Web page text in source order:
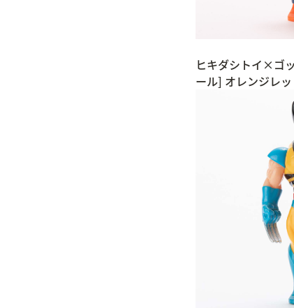
ヒキダシトイ×ゴ
ール] オレンジレ